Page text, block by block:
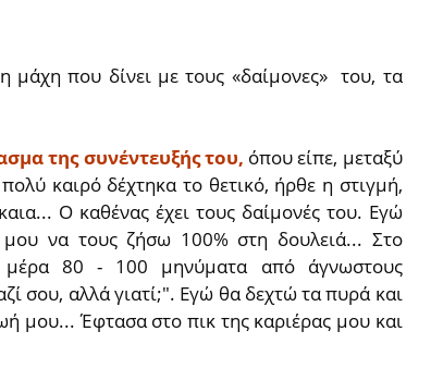
που δίνει με τους «δαίμονες» του, τα
της συνέντευξής του, όπου είπε, μεταξύ
καιρό δέχτηκα το θετικό, ήρθε η στιγμή,
Ο καθένας έχει τους δαίμονές του. Εγώ
να τους ζήσω 100% στη δουλειά... Στο
μέρα 80 - 100 μηνύματα από άγνωστους
σου, αλλά γιατί;". Εγώ θα δεχτώ τα πυρά και
μου... Έφτασα στο πικ της καριέρας μου και